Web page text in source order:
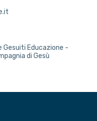
Educazione -
di Gesù